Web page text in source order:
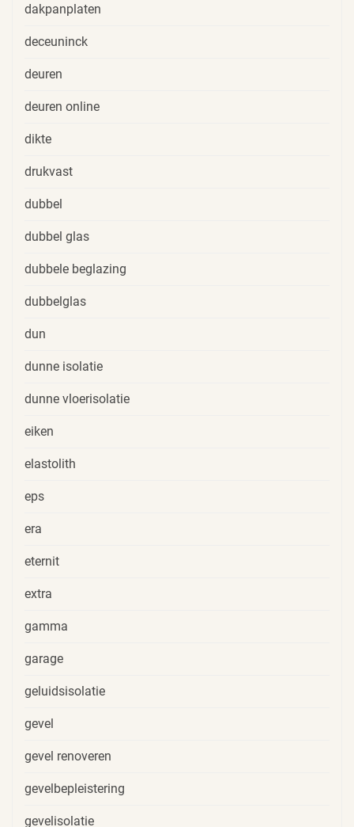
dakpanplaten
deceuninck
deuren
deuren online
dikte
drukvast
dubbel
dubbel glas
dubbele beglazing
dubbelglas
dun
dunne isolatie
dunne vloerisolatie
eiken
elastolith
eps
era
eternit
extra
gamma
garage
geluidsisolatie
gevel
gevel renoveren
gevelbepleistering
gevelisolatie